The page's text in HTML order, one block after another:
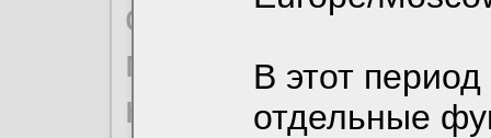
В этот
отдельные
ознакомиться с
пользовательским